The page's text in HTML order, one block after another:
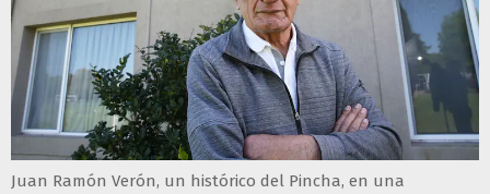
Juan Ramón Verón, un histórico del Pincha, en una